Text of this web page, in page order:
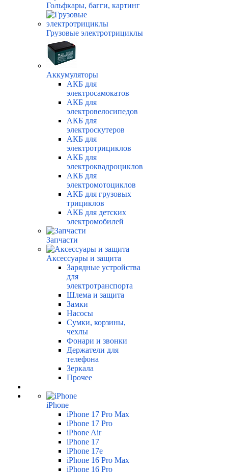
Гольфкары, багги, картинг
Грузовые электротрициклы
Аккумуляторы
АКБ для
электросамокатов
АКБ для
электровелосипедов
АКБ для
электроскутеров
АКБ для
электротрициклов
АКБ для
электроквадроциклов
АКБ для
электромотоциклов
АКБ для грузовых
трициклов
АКБ для детских
электромобилей
Запчасти
Аксессуары и защита
Зарядные устройства
для
электротранспорта
Шлема и защита
Замки
Насосы
Сумки, корзины,
чехлы
Фонари и звонки
Держатели для
телефона
Зеркала
Прочее
iPhone
iPhone 17 Pro Max
iPhone 17 Pro
iPhone Air
iPhone 17
iPhone 17e
iPhone 16 Pro Max
iPhone 16 Pro